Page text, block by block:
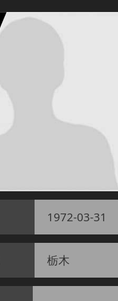
1972-03-31
栃木